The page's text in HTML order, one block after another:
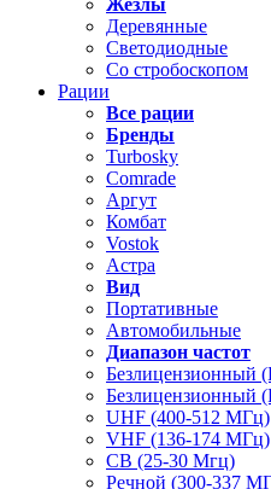
Жезлы
Деревянные
Светодиодные
Со стробоскопом
Рации
Все рации
Бренды
Turbosky
Comrade
Аргут
Комбат
Vostok
Астра
Вид
Портативные
Автомобильные
Диапазон частот
Безлицензионный
Безлицензионный
UHF (400-512 МГц)
VHF (136-174 МГц)
CB (25-30 Мгц)
Речной (300-337